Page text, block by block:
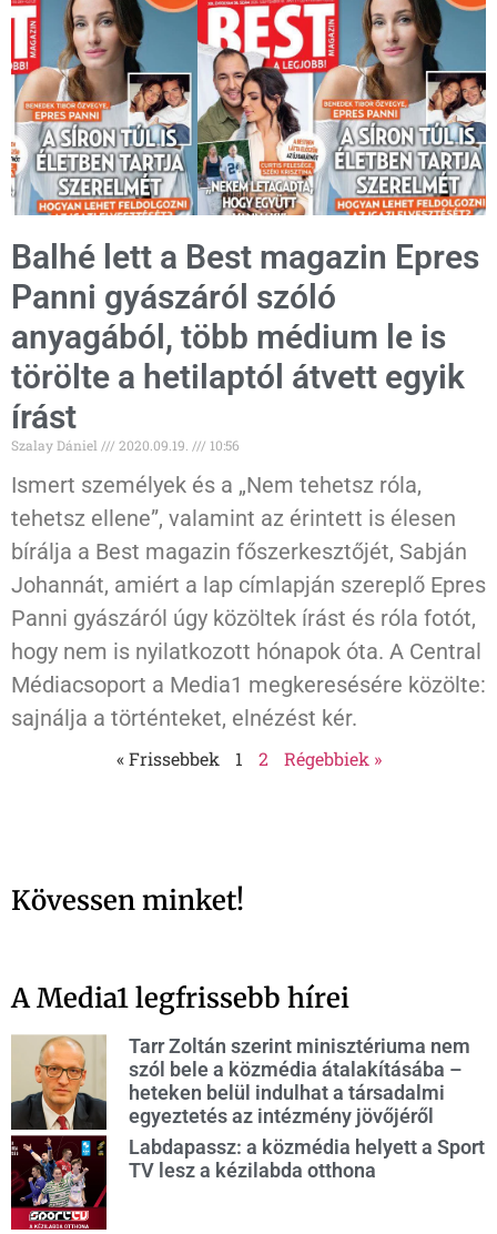
Balhé lett a Best magazin Epres
Panni gyászáról szóló
anyagából, több médium le is
törölte a hetilaptól átvett egyik
írást
Szalay Dániel 2020.09.19. 10:56
Ismert személyek és a „Nem tehetsz róla,
tehetsz ellene”, valamint az érintett is élesen
bírálja a Best magazin főszerkesztőjét, Sabján
Johannát, amiért a lap címlapján szereplő Epres
Panni gyászáról úgy közöltek írást és róla fotót,
hogy nem is nyilatkozott hónapok óta. A Central
Médiacsoport a Media1 megkeresésére közölte:
sajnálja a történteket, elnézést kér.
« Frissebbek 1 2 Régebbiek »
Kövessen minket!
A Media1 legfrissebb hírei
Tarr Zoltán szerint minisztériuma nem
szól bele a közmédia átalakításába –
heteken belül indulhat a társadalmi
egyeztetés az intézmény jövőjéről
Labdapassz: a közmédia helyett a Sport
TV lesz a kézilabda otthona